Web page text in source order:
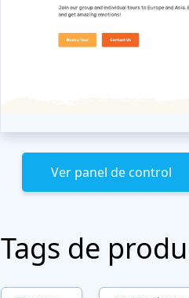
Ver panel de control
Tags de